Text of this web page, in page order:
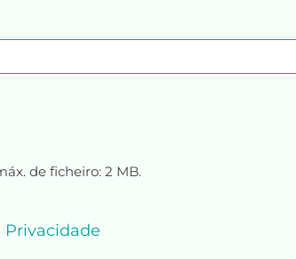
de ficheiro: 2 MB.
Privacidade